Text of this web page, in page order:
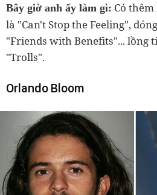
Bây giờ anh ấy làm gì: Có
là "Can't Stop the Feeling",
"Friends with Benefits"... lồng
"Trolls".
Orlando Bloom